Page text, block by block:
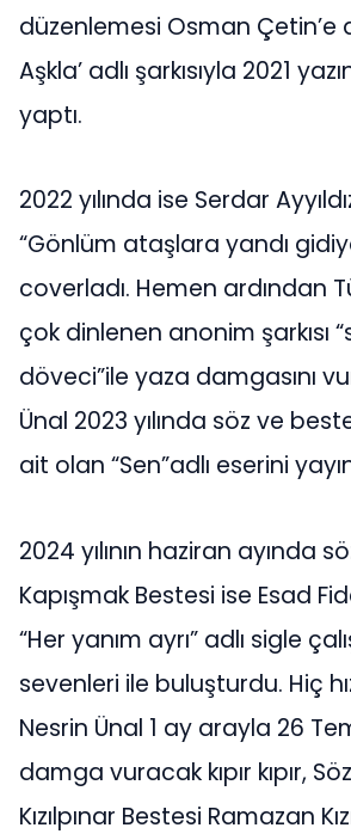
düzenlemesi Osman Çetin’e
Aşkla’ adlı şarkısıyla 2021
yaptı.
2022 yılında ise Serdar
“Gönlüm ataşlara yandı
coverladı. Hemen ardından
çok dinlenen anonim şarkısı
döveci”ile yaza damgasını
Ünal 2023 yılında söz ve
ait olan “Sen”adlı eserini
2024 yılının haziran ayında
Kapışmak Bestesi ise Esad
“Her yanım ayrı” adlı sigle
sevenleri ile buluşturdu. Hiç
Nesrin Ünal 1 ay arayla 26
damga vuracak kıpır kıpır,
Kızılpınar Bestesi Ramazan